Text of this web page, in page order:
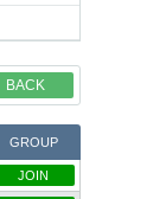
BACK
GROUP
JOIN